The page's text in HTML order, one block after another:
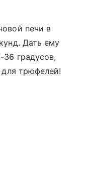
печи в
Дать ему
градусов,
для трюфелей!